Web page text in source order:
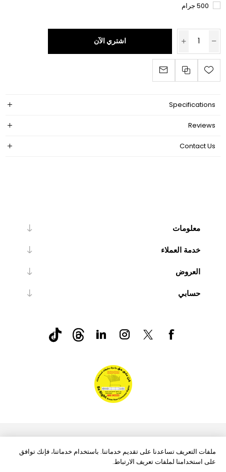
500 جرام
اشتري الآن
Specifications
Reviews
Contact Us
معلومات
خدمة العملاء
العروض
حسابي
ملفات التعريف تساعدنا على تقديم خدماتنا. باستخدام خدماتنا، فإنك توافق
على استخدامنا لملفات تعريف الارتباط.